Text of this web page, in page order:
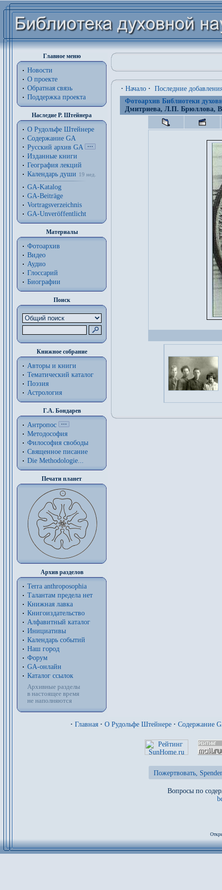
Главное меню
Новости
О проекте
Обратная связь
Поддержка проекта
Наследие Р. Штейнера
О Рудольфе Штейнере
Содержание GA
Русский архив GA
Изданные книги
География лекций
Календарь души
19 нед.
GA-Katalog
GA-Beiträge
Vortragsverzeichnis
GA-Unveröffentlicht
Материалы
Фотоархив
Видео
Аудио
Глоссарий
Биографии
Поиск
Книжное собрание
Авторы и книги
Тематический каталог
Поэзия
Астрология
Г.А. Бондарев
Антропос
Методософия
Философия cвободы
Священное писание
Die Methodologie...
Печати планет
Архив разделов
Terra anthroposophia
Талантам предела нет
Книжная лавка
Книгоиздательство
Алфавитный каталог
Инициативы
Календарь событий
Наш город
Форум
GA-онлайн
Каталог ссылок
Архивные разделы
в настоящее время
не наполняются
· Начало · Последние
Фотоархив Библиотеки
Дмитриева, Л.П. Брюллова,
· Главная · О Рудольфе Штейнере · Содержание
Пожертвовать,
Вопросы по